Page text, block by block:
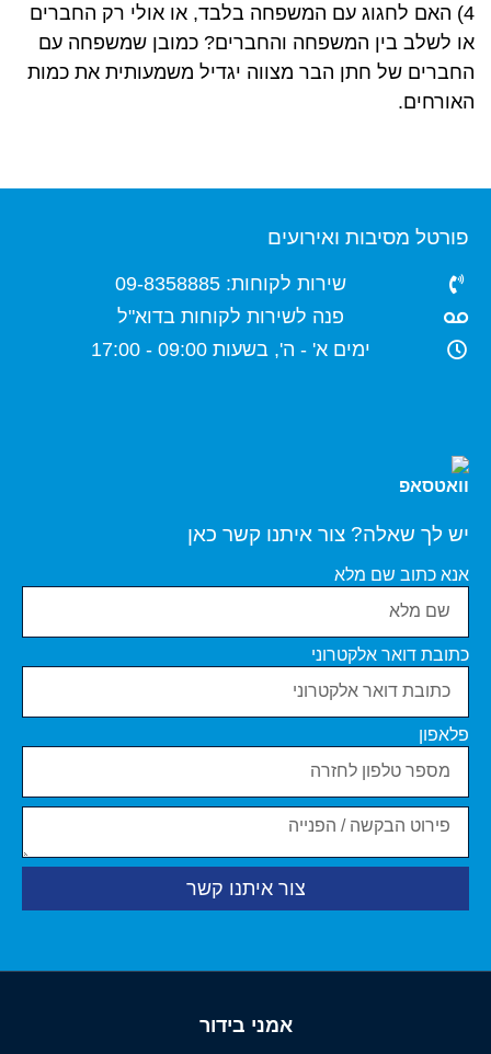
4) האם לחגוג עם המשפחה בלבד, או אולי רק החברים
או לשלב בין המשפחה והחברים? כמובן שמשפחה עם
החברים של חתן הבר מצווה יגדיל משמעותית את כמות
האורחים.
פורטל מסיבות ואירועים
שירות לקוחות: 09-8358885
פנה לשירות לקוחות בדוא"ל
ימים א' - ה', בשעות 09:00 - 17:00
יש לך שאלה? צור איתנו קשר כאן
אנא כתוב שם מלא
כתובת דואר אלקטרוני
פלאפון
צור איתנו קשר
אמני בידור